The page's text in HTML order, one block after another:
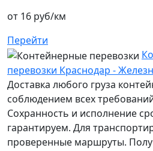
от 16 руб/км
Перейти
перевозки Краснодар -
Доставка любого груза
соблюдением всех
Сохранность и исполнение
гарантируем. Для
проверенные маршруты.